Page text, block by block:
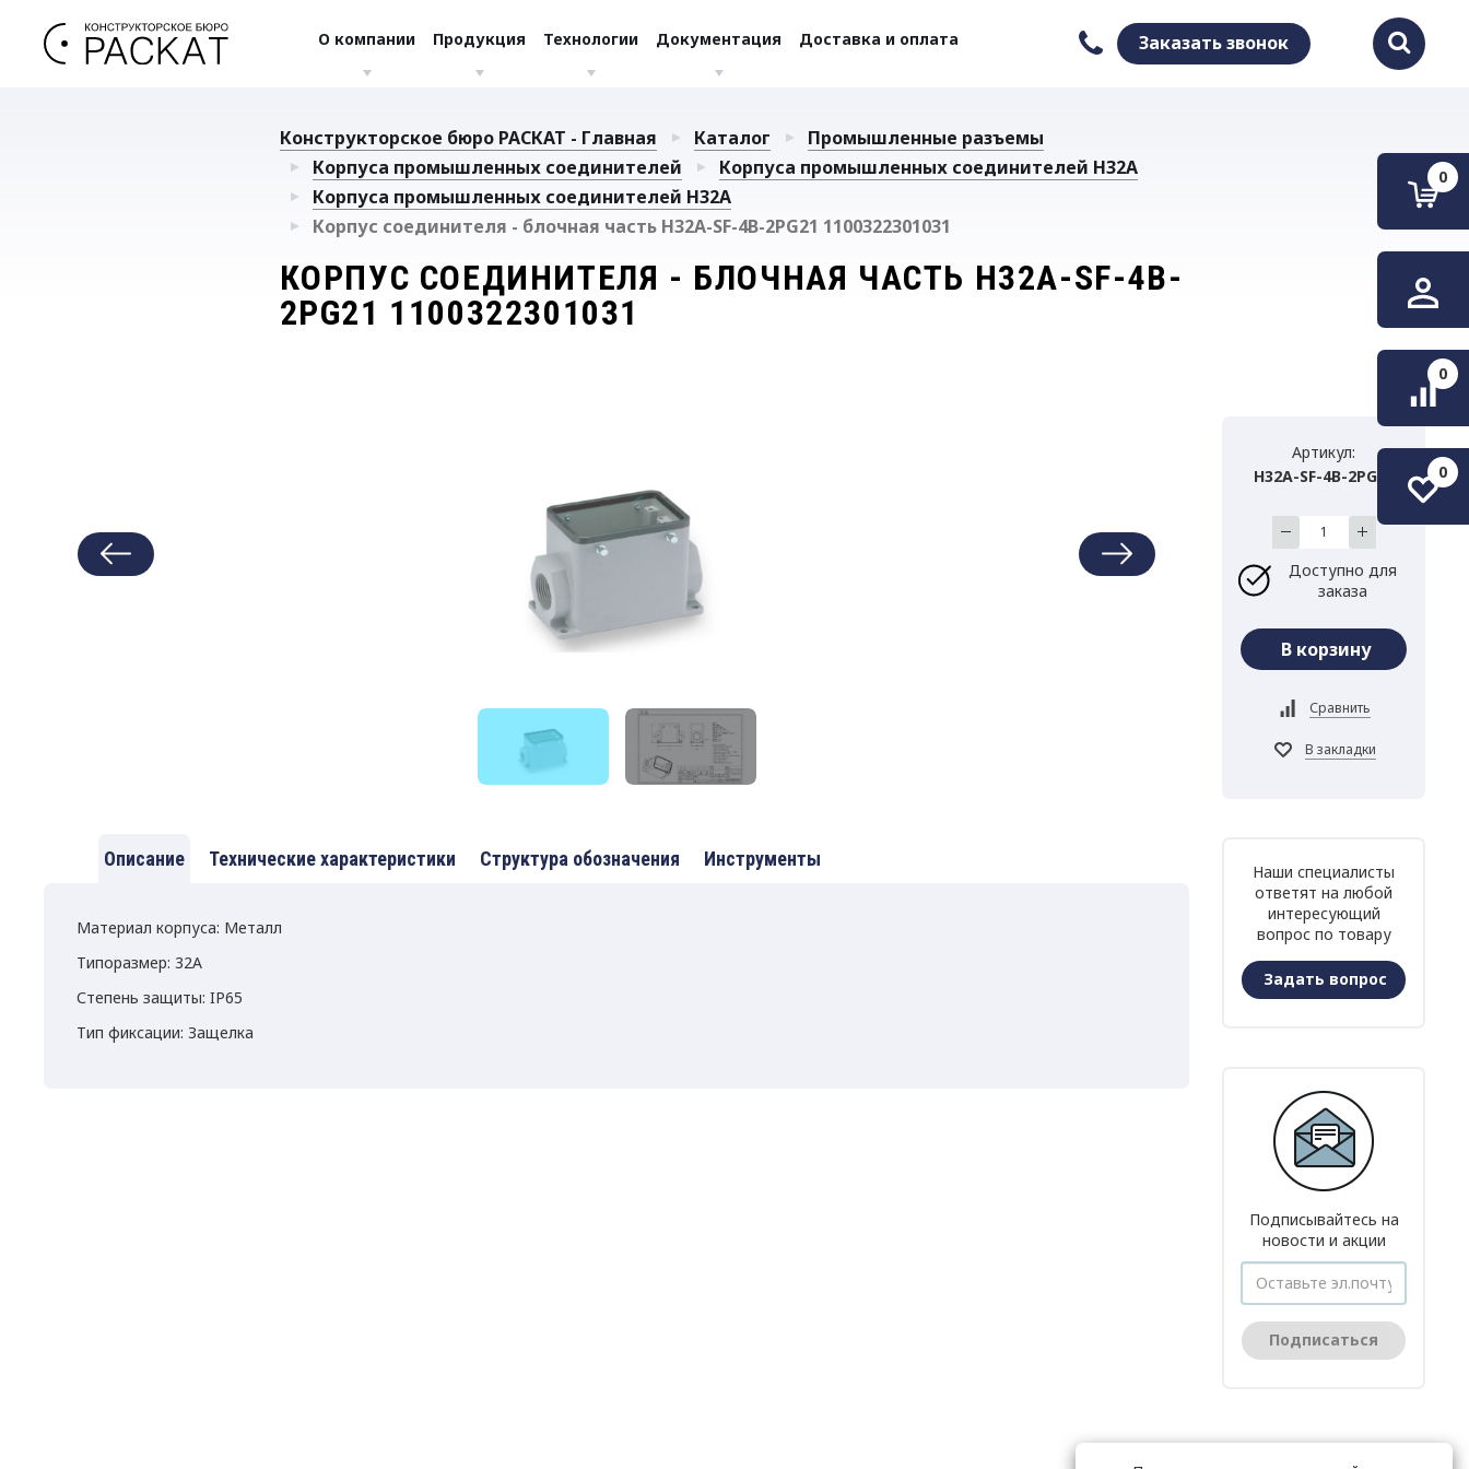
О компании Продукция Технологии Документация Доставка и оплата Заказать звонок
0
0
0
Конструкторское бюро РАСКАТ - Главная Каталог
Промышленные разъемы
Корпуса промышленных соединителей
Корпуса промышленных соединителей H32A
Корпуса промышленных соединителей H32A
Корпус соединителя - блочная часть H32A-SF-4B-2PG21 1100322301031
КОРПУС СОЕДИНИТЕЛЯ - БЛОЧНАЯ ЧАСТЬ H32A-SF-4B-
2PG21 1100322301031
Описание Технические характеристики Структура обозначения Инструменты
Материал корпуса: Металл
Типоразмер: 32A
Степень защиты: IP65
Тип фиксации: Защелка
Артикул:
H32A-SF-4B-2PG21
Доступно для
заказа
Наши специалисты
ответят на любой
интересующий
вопрос по товару
Задать вопрос
Подписывайтесь на
новости и акции
Подписаться